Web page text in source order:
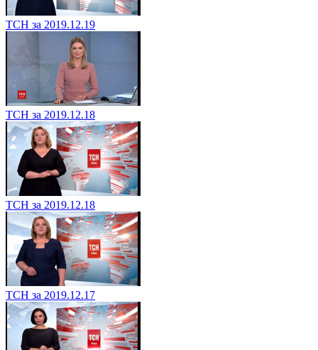
ТСН за 2019.12.19
ТСН за 2019.12.18
ТСН за 2019.12.18
ТСН за 2019.12.17